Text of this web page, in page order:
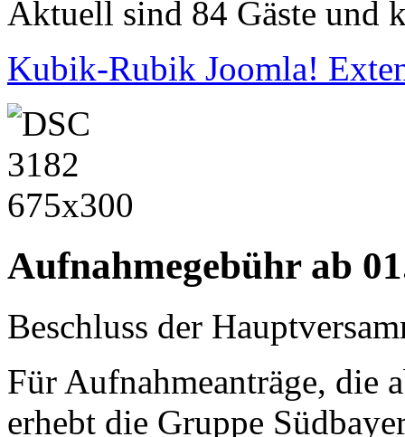
Aktuell sind 84 Gäste und
Kubik-Rubik Joomla!
Aufnahmegebühr ab
Beschluss der
Für Aufnahmeanträge, die
erhebt die Gruppe